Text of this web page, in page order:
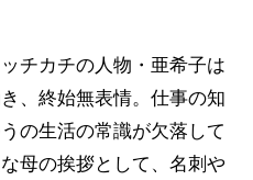
チカチの人物・亜希子は
、終始無表情。仕事の知
の生活の常識が欠落して
母の挨拶として、名刺や